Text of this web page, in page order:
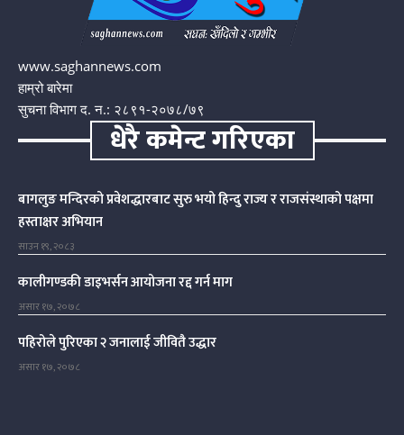
www.saghannews.com
हाम्रो बारेमा
सुचना विभाग द. न.: २८९१-२०७८/७९
धेरै कमेन्ट गरिएका
बागलुङ मन्दिरको प्रवेशद्धारबाट सुरु भयो हिन्दु राज्य र राजसंस्थाको पक्षमा
हस्ताक्षर अभियान
साउन १९, २०८३
कालीगण्डकी डाइभर्सन आयोजना रद्द गर्न माग
असार १७, २०७८
पहिरोले पुरिएका २ जनालाई जीवितै उद्धार
असार १७, २०७८